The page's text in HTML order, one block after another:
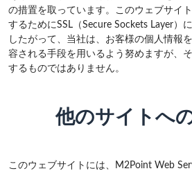
の措置を取っています。このウェブサイ
するためにSSL（Secure Sockets Layer）
したがって、当社は、お客様の個人情報
容される手段を用いるよう努めますが、
するものではありません。
他のサイトへ
このウェブサイトには、M2Point Web